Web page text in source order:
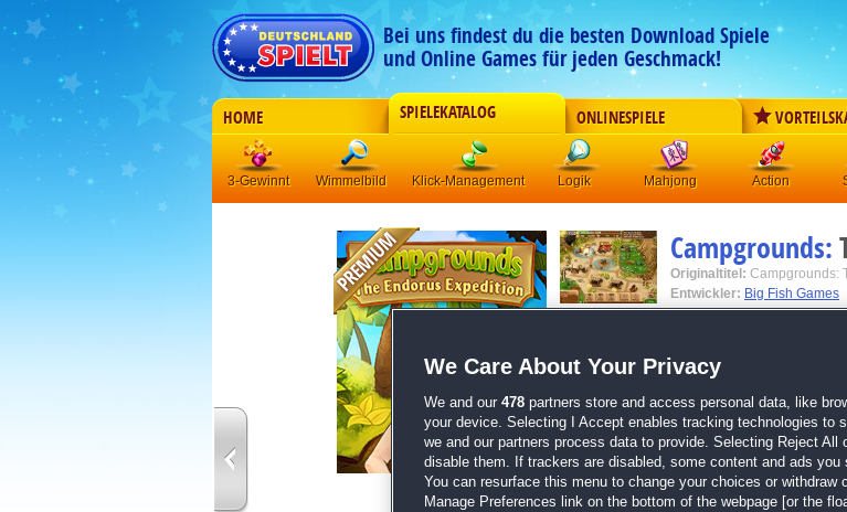
Bei uns findest du die besten Download Spiele
und Online Games für jeden Geschmack!
HOME SPIELEKATALOG ONLINESPIELE
3-Gewinnt Wimmelbild Klick-Management Logik Mahjong Action
Campgrounds:
Originaltitel: Campgrounds:
Entwickler: Big Fish Games
Klick-Management
Erlebe ein spannendes
Suche die Spuren einer
Erforsche tiefen
Hol dir jetzt die
Management-Hit mit
We Care About Your Privacy
We and our 478 partners store and access personal data, like
your device. Selecting I Accept enables tracking technologies to
we and our partners process data to provide. Selecting Reject All
disable them. If trackers are disabled, some content and ads
You can resurface this menu to change your choices or
Manage Preferences link on the bottom of the webpage [or the